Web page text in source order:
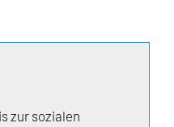
zur sozialen